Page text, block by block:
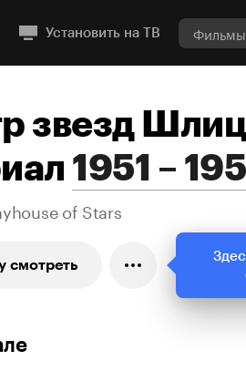
Установить на ТВ
звезд
1951 –
of Stars
смотреть